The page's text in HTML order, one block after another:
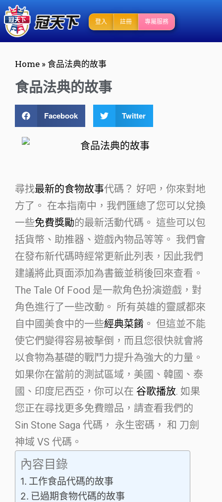
登入 註冊 專屬服務
Home » 食品法典的故事
食品法典的故事
Facebook Twitter
尋找最新的食物故事代碼？ 好吧，你來對地
方了。 在本指南中，我們匯總了您可以兌換
一些免費獎勵的最新活動代碼。 這些可以包
括貨幣、助推器、遊戲內物品等等。 我們會
在發布新代碼時經常更新此列表，因此我們
建議將此頁面添加為書籤並稍後回來查看。
The Tale Of Food 是一款角色扮演遊戲，對
角色進行了一些改動。 所有英雄的靈感都來
自中國美食中的一些經典菜餚 。 但這並不能
使它們變得容易被擊倒，而且您很快就會將
以食物為基礎的戰鬥力提升為強大的力量。
如果你在當前的測試區域，美國、韓國、泰
國、印度尼西亞，你可以在 谷歌播放. 如果
您正在尋找更多免費贈品，請查看我們的
Sin Stone Saga 代碼， 永生密碼， 和 刀劍
神域 VS 代碼。
內容目錄
工作食品代碼的故事
已過期食物代碼的故事